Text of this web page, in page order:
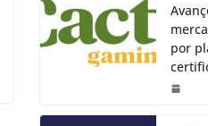
por